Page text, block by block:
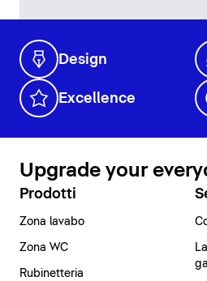
Design
Excellence
Upgrade your
Prodotti
Zona lavabo
Zona WC
Rubinetteria